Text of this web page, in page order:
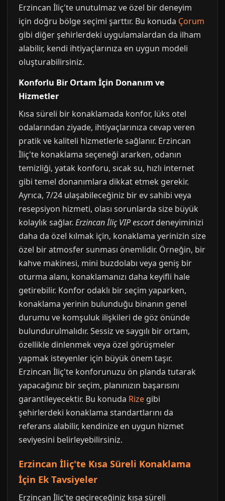
Erzincan İliç'te unutulmaz ve özel bir deneyim
için doğru bölge seçimi şarttır. Bu konuda Çorum
gibi diğer şehirlerdeki uygulamalardan da ilham
alabilir, kendi ihtiyaçlarınıza en uygun modeli
oluşturabilirsiniz.
Konforlu Bir Ortam İçin Donanım ve
Hizmetler
Kısa süreli bir konaklamada konfor, lüks otel
odalarından ziyade, ihtiyaçlarınıza cevap veren
pratik ve kaliteli hizmetlerle sağlanır. Erzincan
İliç'te konaklama seçeneği ararken, odanın
temizliği, yatak konforu, sıcak su, hızlı internet
gibi temel donanımlara dikkat etmek gerekir.
Ayrıca, 7/24 ulaşabileceğiniz bir ev sahibi veya
resepsiyon hizmeti, olası sorunlarda size büyük
kolaylık sağlar. Erzincan İliç VIP escortdeneyiminizi
daha da özel kılmak için, konaklama yerinizin size
özel bir atmosfer sunması önemlidir. Örneğin, bir
kahve makinesi, mini buzdolabı veya geniş bir
oturma alanı, konaklamanızı daha keyifli hale
getirebilir. Konfor odaklı bir seçim yaparken,
konaklama yerinin bulunduğu binanın genel
durumu ve komşuluk ilişkileri de göz önünde
bulundurulmalıdır. Sessiz ve saygılı bir ortam,
özellikle dinlenmek veya özel görüşmeler
yapmak isteyenler için büyük önem taşır.
Erzincan İliç'te konforunuzu ön planda tutarak
yapacağınız bir seçim, planınızın başarısını
garantileyecektir. Bu konuda Rize gibi
şehirlerdeki konaklama standartlarını da
referans alabilir, kendinize en uygun hizmet
seviyesini belirleyebilirsiniz.
Erzincan İliç'te Kısa Süreli Konaklama
İçin Ek Tavsiyeler
Erzincan İliç'te geçireceğiniz kısa süreli